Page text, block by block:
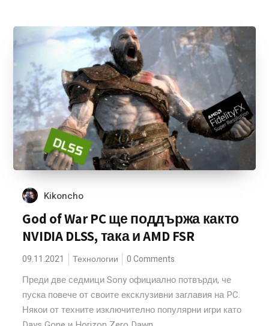
Kikoncho
God of War PC ще поддържа както
NVIDIA DLSS, така и AMD FSR
09.11.2021 Технологии 0 Comments
Преди две седмици Sony официално потвърди, че
пуска повече от своите ексклузивни заглавия на PC.
Някои от техните изключително популярни игри като